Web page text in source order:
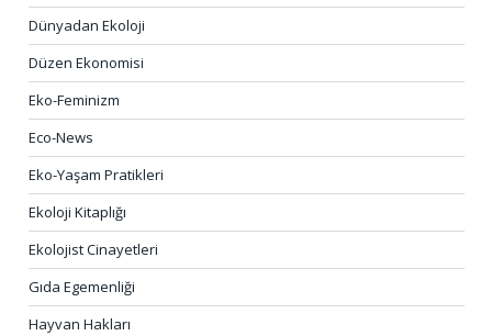
Dünyadan Ekoloji
Düzen Ekonomisi
Eko-Feminizm
Eco-News
Eko-Yaşam Pratikleri
Ekoloji Kitaplığı
Ekolojist Cinayetleri
Gıda Egemenliği
Hayvan Hakları